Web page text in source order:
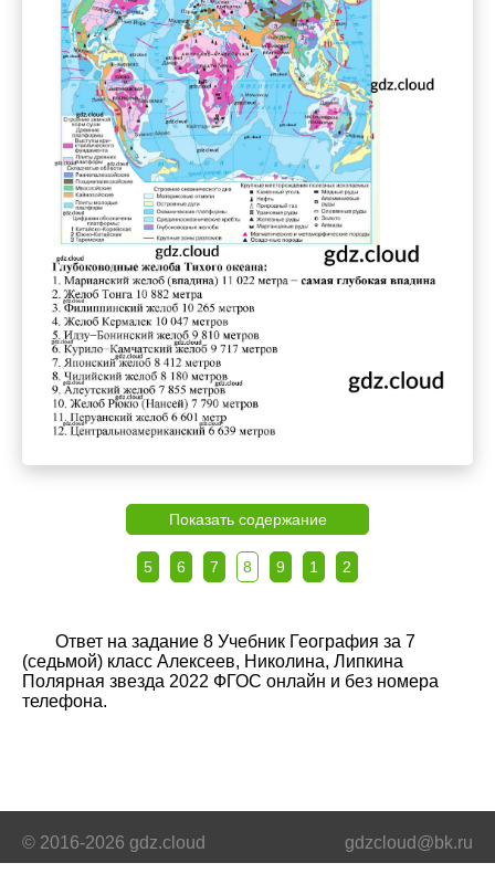
Показать содержание
5 6 7 8 9 1 2
Ответ на задание 8 Учебник География за 7
(седьмой) класс Алексеев, Николина, Липкина
Полярная звезда 2022 ФГОС онлайн и без номера
телефона.
© 2016-2026 gdz.cloud gdzcloud@bk.ru